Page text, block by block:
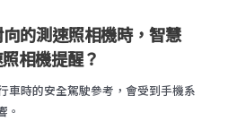
的測速照相機時，智慧
相機提醒？
車時的安全駕駛參考，會受到手機系
。